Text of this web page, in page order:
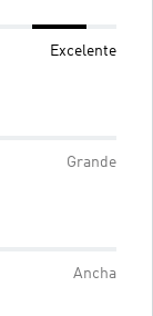
Excelente
Grande
Ancha